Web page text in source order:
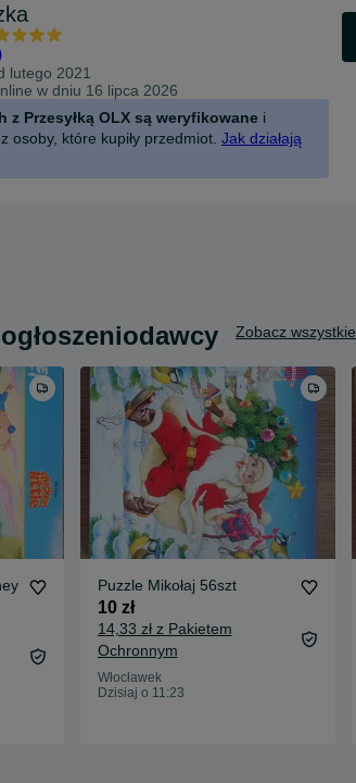
lutego 2021
w dniu 16 lipca 2026
z Przesyłką OLX są weryfikowane i
osoby, które kupiły przedmiot. Jak działają
Zobacz wszystkie
Puzzle Mikołaj 56szt
10 zł
14,33 zł z Pakietem
Ochronnym
Włocławek
Dzisiaj o 11:23